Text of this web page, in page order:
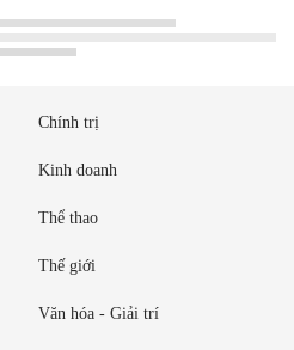
Chính trị
Kinh doanh
Thể thao
Thế giới
Văn hóa - Giải trí